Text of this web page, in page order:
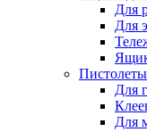
Для
Для
Пистолеты
Для
Для